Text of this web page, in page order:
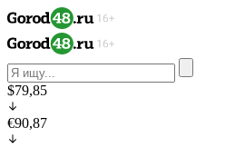
$79,85
€90,87